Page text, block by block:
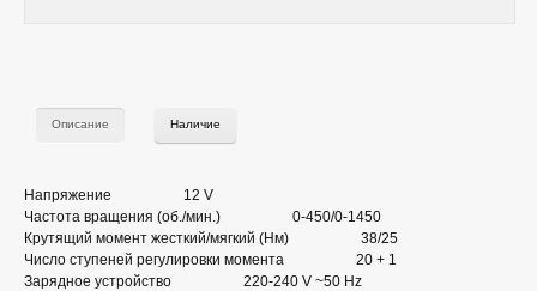
Описание Наличие
Напряжение 12 V
Частота вращения (об./мин.) 0-450/0-1450
Крутящий момент жесткий/мягкий (Нм) 38/25
Число ступеней регулировки момента 20 + 1
Зарядное устройство 220-240 V ~50 Hz